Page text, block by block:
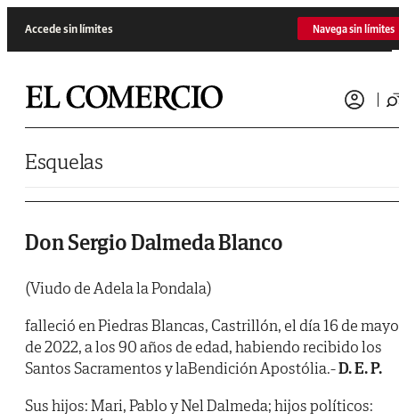
Accede sin límites Navega sin límites
Esquelas
Don Sergio Dalmeda Blanco
(Viudo de Adela la Pondala)
falleció en Piedras Blancas, Castrillón, el día 16 de mayo
de 2022, a los 90 años de edad, habiendo recibido los
Santos Sacramentos y laBendición Apostólia.-D. E. P.
Sus hijos: Mari, Pablo y Nel Dalmeda; hijos políticos: